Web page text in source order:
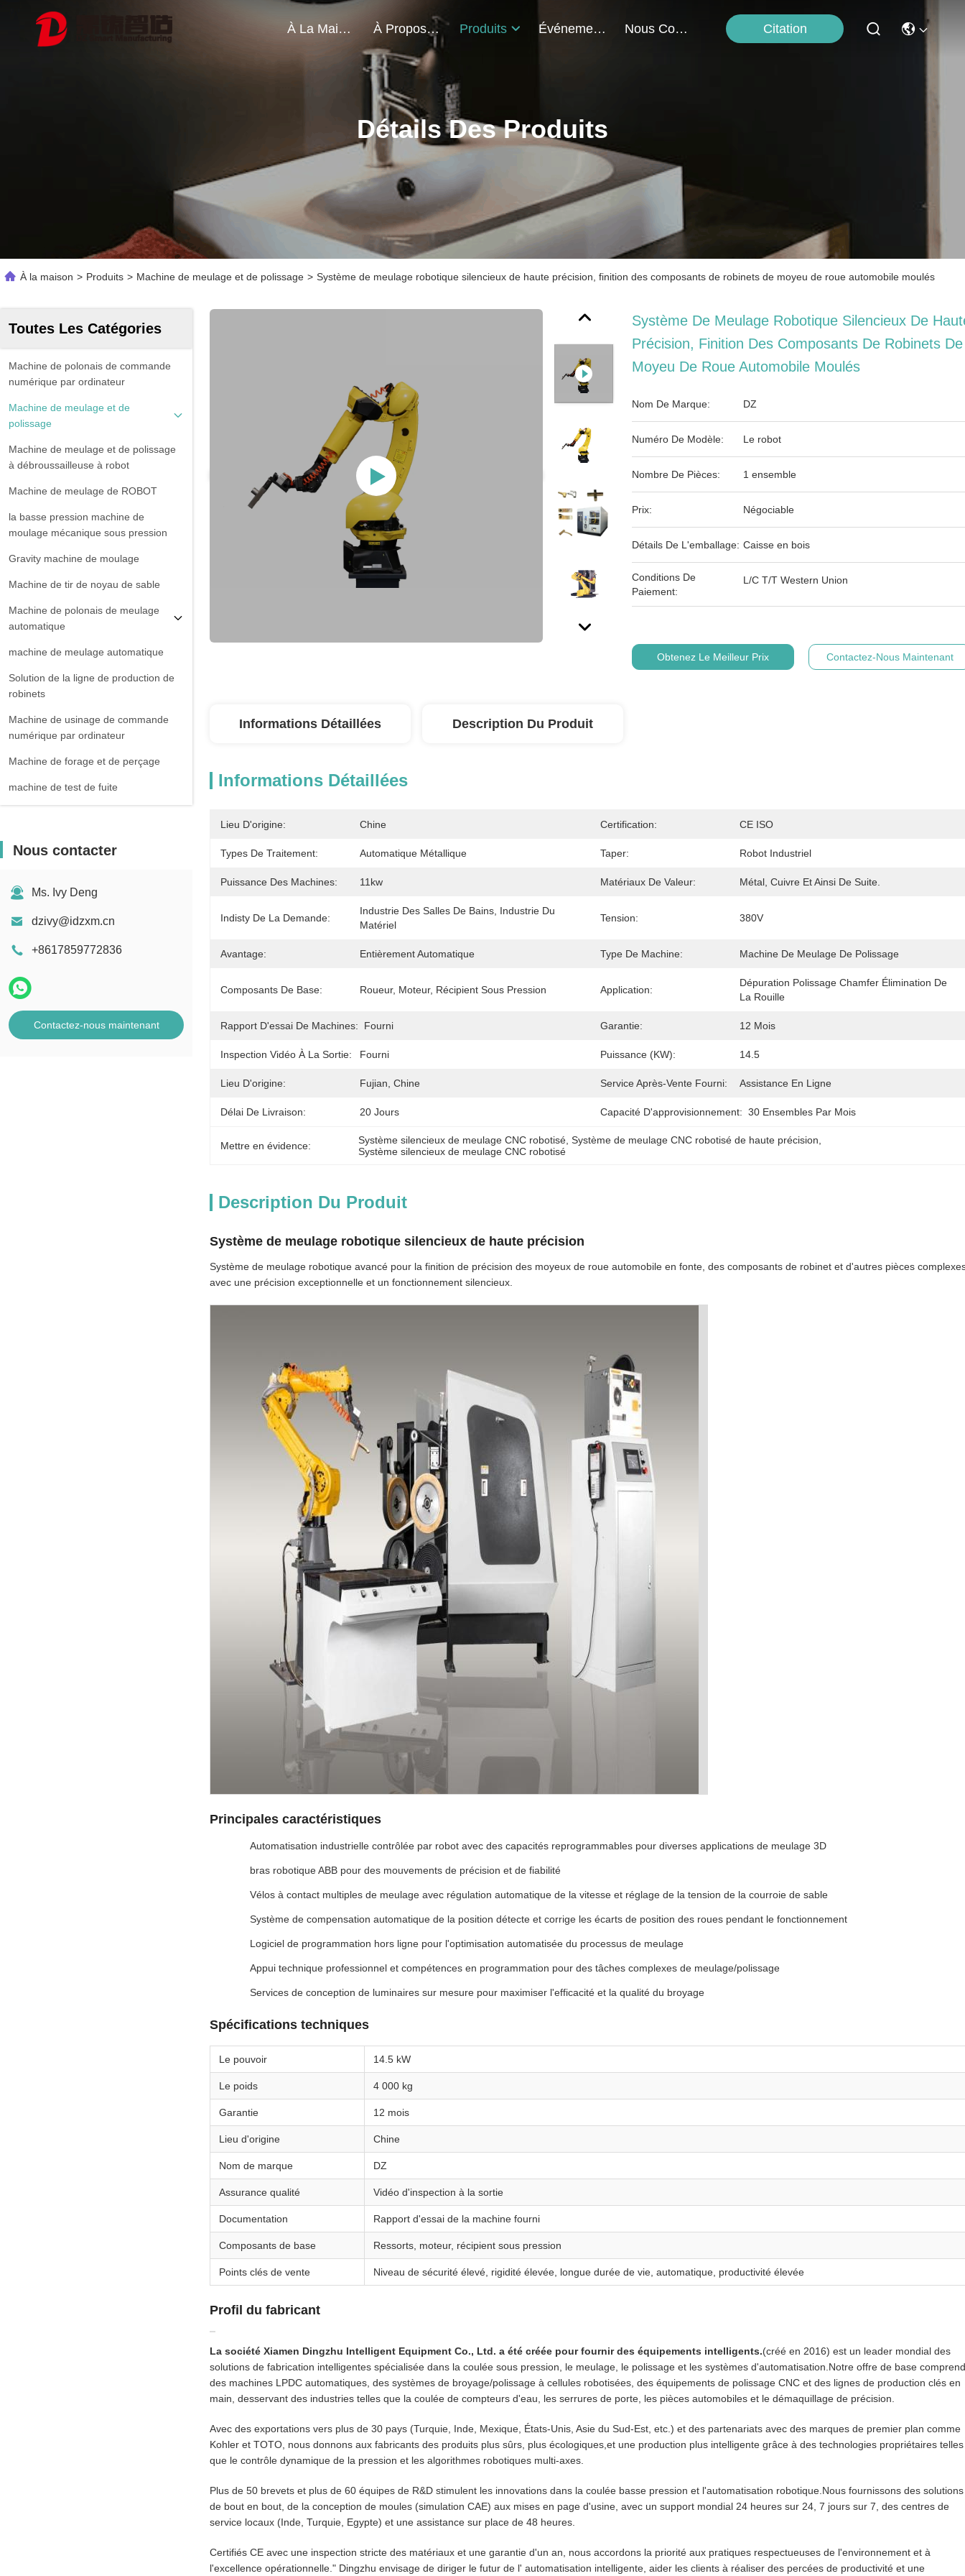
À La Maison À Propos De Nous Produits Événements Nous Contacter Citation
Détails Des Produits
À la maison > Produits > Machine de meulage et de polissage > Système de meulage robotique silencieux de haute précision, finition des composants de robinets de moyeu de roue automobile moulés
Toutes Les Catégories
Machine de polonais de commande
numérique par ordinateur
Machine de meulage et de
polissage
Machine de meulage et de polissage
à débroussailleuse à robot
Machine de meulage de ROBOT
la basse pression machine de
moulage mécanique sous pression
Gravity machine de moulage
Machine de tir de noyau de sable
Machine de polonais de meulage
automatique
machine de meulage automatique
Solution de la ligne de production de
robinets
Machine de usinage de commande
numérique par ordinateur
Machine de forage et de perçage
machine de test de fuite
Nous contacter
Ms. Ivy Deng
dzivy@idzxm.cn
+8617859772836
Contactez-nous maintenant
Système De Meulage Robotique Silencieux De
Précision, Finition Des Composants De Robinets De
Moyeu De Roue Automobile Moulés
Nom De Marque: DZ
Numéro De Modèle: Le robot
Nombre De Pièces: 1 ensemble
Prix: Négociable
Détails De L'emballage: Caisse en bois
Conditions De
Paiement:
L/C T/T Western Union
Obtenez Le Meilleur Prix Contactez-Nous Maintenant
Informations Détaillées Description Du Produit
Informations Détaillées
Lieu D'origine: Chine Certification: CE ISO
Types De Traitement: Automatique Métallique Taper: Robot Industriel
Puissance Des Machines: 11kw Matériaux De Valeur: Métal, Cuivre Et Ainsi De Suite.
Indisty De La Demande:
Industrie Des Salles De Bains, Industrie Du
Matériel
Tension: 380V
Avantage: Entièrement Automatique Type De Machine: Machine De Meulage De Polissage
Composants De Base: Roueur, Moteur, Récipient Sous Pression Application:
Dépuration Polissage Chamfer Élimination De
La Rouille
Rapport D'essai De Machines: Fourni Garantie: 12 Mois
Inspection Vidéo À La Sortie: Fourni Puissance (kW): 14.5
Lieu D'origine: Fujian, Chine Service Après-Vente Fourni: Assistance En Ligne
Délai De Livraison: 20 Jours Capacité D'approvisionnement: 30 Ensembles Par Mois
Mettre en évidence: Système silencieux de meulage CNC robotisé , Système de meulage CNC robotisé de haute précision
Système silencieux de meulage CNC robotisé
Description Du Produit
Système de meulage robotique silencieux de haute précision
Système de meulage robotique avancé pour la finition de précision des moyeux de roue automobile en fonte, des composants de robinet et d'autres pièces
avec une précision exceptionnelle et un fonctionnement silencieux.
Principales caractéristiques
Automatisation industrielle contrôlée par robot avec des capacités reprogrammables pour diverses applications de meulage 3D
bras robotique ABB pour des mouvements de précision et de fiabilité
Vélos à contact multiples de meulage avec régulation automatique de la vitesse et réglage de la tension de la courroie de sable
Système de compensation automatique de la position détecte et corrige les écarts de position des roues pendant le fonctionnement
Logiciel de programmation hors ligne pour l'optimisation automatisée du processus de meulage
Appui technique professionnel et compétences en programmation pour des tâches complexes de meulage/polissage
Services de conception de luminaires sur mesure pour maximiser l'efficacité et la qualité du broyage
Spécifications techniques
Le pouvoir 14.5 kW
Le poids 4 000 kg
Garantie 12 mois
Lieu d'origine Chine
Nom de marque DZ
Assurance qualité Vidéo d'inspection à la sortie
Documentation Rapport d'essai de la machine fourni
Composants de base Ressorts, moteur, récipient sous pression
Points clés de vente Niveau de sécurité élevé, rigidité élevée, longue durée de vie, automatique, productivité élevée
Profil du fabricant
La société Xiamen Dingzhu Intelligent Equipment Co., Ltd. a été créée pour fournir des équipements intelligents.(créé en 2016) est un leader mondial des
solutions de fabrication intelligentes spécialisée dans la coulée sous pression, le meulage, le polissage et les systèmes d'automatisation.Notre offre de base comprend
des machines LPDC automatiques, des systèmes de broyage/polissage à cellules robotisées, des équipements de polissage CNC et des lignes de production clés en
main, desservant des industries telles que la coulée de compteurs d'eau, les serrures de porte, les pièces automobiles et le démaquillage de précision.
Avec des exportations vers plus de 30 pays (Turquie, Inde, Mexique, États-Unis, Asie du Sud-Est, etc.) et des partenariats avec des marques de premier plan comme
Kohler et TOTO, nous donnons aux fabricants des produits plus sûrs, plus écologiques,et une production plus intelligente grâce à des technologies propriétaires telles
que le contrôle dynamique de la pression et les algorithmes robotiques multi-axes.
Plus de 50 brevets et plus de 60 équipes de R&D stimulent les innovations dans la coulée basse pression et l'automatisation robotique.Nous fournissons des solutions
de bout en bout, de la conception de moules (simulation CAE) aux mises en page d'usine, avec un support mondial 24 heures sur 24, 7 jours sur 7, des centres de
service locaux (Inde, Turquie, Egypte) et une assistance sur place de 48 heures.
Certifiés CE avec une inspection stricte des matériaux et une garantie d'un an, nous accordons la priorité aux pratiques respectueuses de l'environnement et à
l'excellence opérationnelle." Dingzhu envisage de diriger le futur de l' automatisation intelligente, aider les clients à réaliser des percées de productivité et une